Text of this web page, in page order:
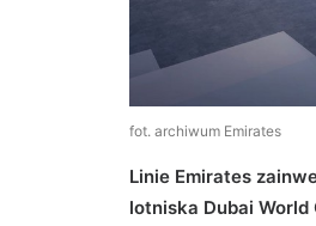
fot. archiwum Emirates
Linie Emirates
lotniska Dubai